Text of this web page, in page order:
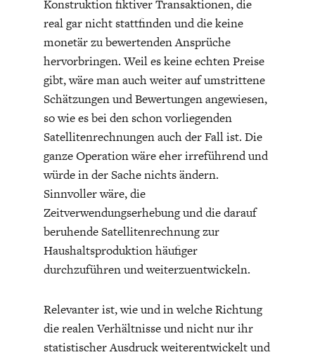
Konstruktion fiktiver Transaktionen, die
real gar nicht stattfinden und die keine
monetär zu bewertenden Ansprüche
hervorbringen. Weil es keine echten Preise
gibt, wäre man auch weiter auf umstrittene
Schätzungen und Bewertungen angewiesen,
so wie es bei den schon vorliegenden
Satellitenrechnungen auch der Fall ist. Die
ganze Operation wäre eher irreführend und
würde in der Sache nichts ändern.
Sinnvoller wäre, die
Zeitverwendungserhebung und die darauf
beruhende Satellitenrechnung zur
Haushaltsproduktion häufiger
durchzuführen und weiterzuentwickeln.
Relevanter ist, wie und in welche Richtung
die realen Verhältnisse und nicht nur ihr
statistischer Ausdruck weiterentwickelt und